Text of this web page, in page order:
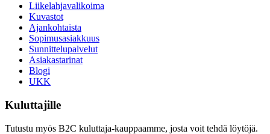
Liikelahjavalikoima
Kuvastot
Ajankohtaista
Sopimusasiakkuus
Sunnittelupalvelut
Asiakastarinat
Blogi
UKK
Kuluttajille
Tutustu myös B2C kuluttaja-kauppaamme, josta voit tehdä löytöjä.